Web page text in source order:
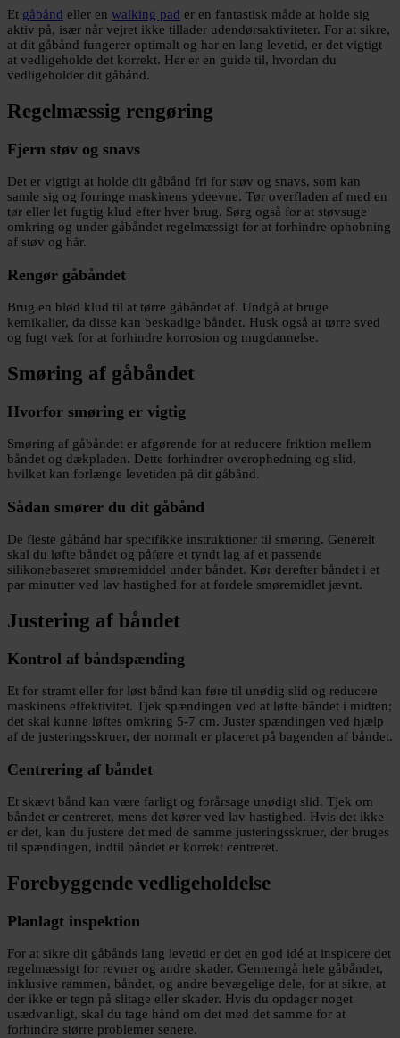
Et gåbånd eller en walking pad er en fantastisk måde at holde sig
aktiv på, især når vejret ikke tillader udendørsaktiviteter. For at sikre,
at dit gåbånd fungerer optimalt og har en lang levetid, er det vigtigt
at vedligeholde det korrekt. Her er en guide til, hvordan du
vedligeholder dit gåbånd.
Regelmæssig rengøring
Fjern støv og snavs
Det er vigtigt at holde dit gåbånd fri for støv og snavs, som kan
samle sig og forringe maskinens ydeevne. Tør overfladen af med en
tør eller let fugtig klud efter hver brug. Sørg også for at støvsuge
omkring og under gåbåndet regelmæssigt for at forhindre ophobning
af støv og hår.
Rengør gåbåndet
Brug en blød klud til at tørre gåbåndet af. Undgå at bruge
kemikalier, da disse kan beskadige båndet. Husk også at tørre sved
og fugt væk for at forhindre korrosion og mugdannelse.
Smøring af gåbåndet
Hvorfor smøring er vigtig
Smøring af gåbåndet er afgørende for at reducere friktion mellem
båndet og dækpladen. Dette forhindrer overophedning og slid,
hvilket kan forlænge levetiden på dit gåbånd.
Sådan smører du dit gåbånd
De fleste gåbånd har specifikke instruktioner til smøring. Generelt
skal du løfte båndet og påføre et tyndt lag af et passende
silikonebaseret smøremiddel under båndet. Kør derefter båndet i et
par minutter ved lav hastighed for at fordele smøremidlet jævnt.
Justering af båndet
Kontrol af båndspænding
Et for stramt eller for løst bånd kan føre til unødig slid og reducere
maskinens effektivitet. Tjek spændingen ved at løfte båndet i midten;
det skal kunne løftes omkring 5-7 cm. Juster spændingen ved hjælp
af de justeringsskruer, der normalt er placeret på bagenden af båndet.
Centrering af båndet
Et skævt bånd kan være farligt og forårsage unødigt slid. Tjek om
båndet er centreret, mens det kører ved lav hastighed. Hvis det ikke
er det, kan du justere det med de samme justeringsskruer, der bruges
til spændingen, indtil båndet er korrekt centreret.
Forebyggende vedligeholdelse
Planlagt inspektion
For at sikre dit gåbånds lang levetid er det en god idé at inspicere det
regelmæssigt for revner og andre skader. Gennemgå hele gåbåndet,
inklusive rammen, båndet, og andre bevægelige dele, for at sikre, at
der ikke er tegn på slitage eller skader. Hvis du opdager noget
usædvanligt, skal du tage hånd om det med det samme for at
forhindre større problemer senere.